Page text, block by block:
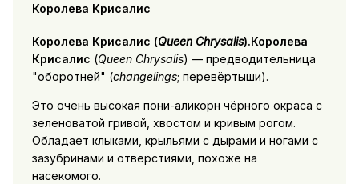
Королева Крисалис
Королева Крисалис (Queen Chrysalis).Королева
Крисалис (Queen Chrysalis) — предводительница
оборотней
(changelings; перевёртыши).
Это очень высокая пони-аликорн чёрного окраса с
зеленоватой гривой, хвостом и кривым рогом.
Обладает клыками, крыльями с дырами и ногами с
зазубринами и отверстиями, похоже на
насекомого.